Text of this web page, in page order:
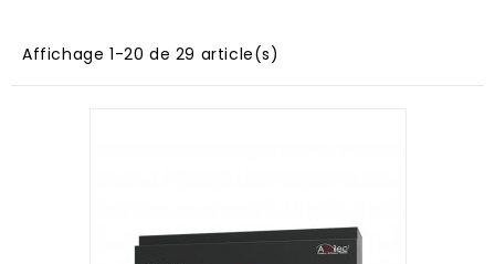
Affichage 1-20 de 29 article(s)